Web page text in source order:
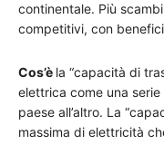
continentale. Più
competitivi, con
Cos’è la “capacità di
elettrica come una
paese all’altro. La
massima di elettricità